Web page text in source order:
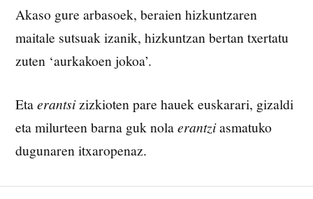
Akaso gure arbasoek, beraien hizkuntzaren
maitale sutsuak izanik, hizkuntzan bertan txertatu
zuten ‘aurkakoen jokoa’.
Etaerantsizizkioten pare hauek euskarari, gizaldi
eta milurteen barna guk nolaerantziasmatuko
dugunaren itxaropenaz.